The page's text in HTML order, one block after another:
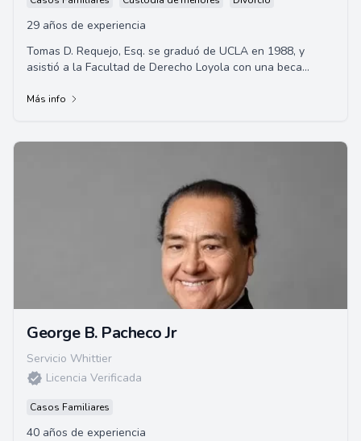
29 años de experiencia
Tomas D. Requejo, Esq. se graduó de UCLA en 1988, y
asistió a la Facultad de Derecho Loyola con una beca
Más info
George B. Pacheco Jr
Servicio Whittier
Licencia Verificada
Casos Familiares
40 años de experiencia